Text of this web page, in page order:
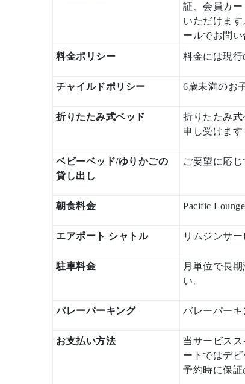
証、会員カ
いただけま
ールでお問い
料金ポリシー 料金には現行
チャイルドポリシー 6歳未満のお
折りたたみ式ベッド
折りたたみ
申し受けま
ベビーベッド/ゆりかごの
貸し出し
ご要望に応
朝食料金 Pacific
エアポート シャトル リムジンサ
駐車料金
月単位で長
い。
バレーパーキング バレーパーキ
お支払い方法
当サービスス
ートではデ
予約時に保証